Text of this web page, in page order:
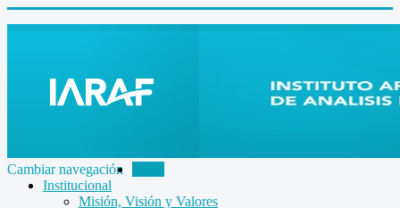
Cambiar navegación
Institucional
Misión, Visión y Valores